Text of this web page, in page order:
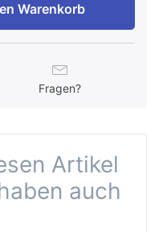
Warenkorb
Fragen?
Artikel
auch